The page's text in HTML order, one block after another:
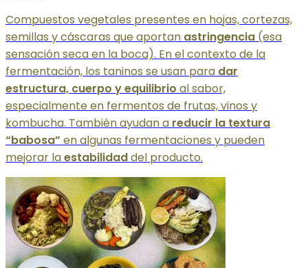
Compuestos vegetales presentes en hojas, cortezas,
semillas y cáscaras que aportan astringencia (esa
sensación seca en la boca). En el contexto de la
fermentación, los taninos se usan para dar
estructura, cuerpo y equilibrio al sabor,
especialmente en fermentos de frutas, vinos y
kombucha. También ayudan a reducir la textura
“babosa” en algunas fermentaciones y pueden
mejorar laestabilidaddel producto.